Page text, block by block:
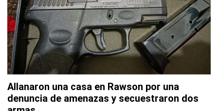
Allanaron una casa en Rawson por una
denuncia de amenazas y secuestraron dos